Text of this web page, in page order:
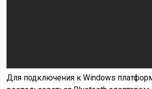
Для подключения к Windows